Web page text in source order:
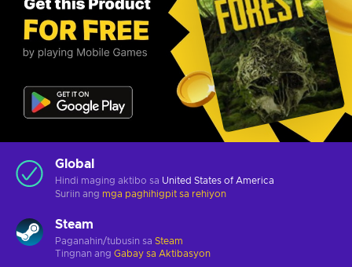
Global
Hindi maging aktibo sa United States of America
Suriin ang mga paghihigpit sa rehiyon
Steam
Paganahin/tubusin sa Steam
Tingnan ang Gabay sa Aktibasyon